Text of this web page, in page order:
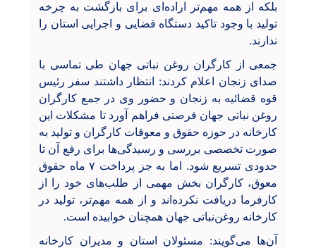
بلکه از همه مهم‌تر اراده‌ای برای بازگشت به چرخه
تولید با وجود تاکید دستگاه قضایی و اجرایی استان را
ندارند.
جمعی از کارگران روغن نباتی جهان طی تماسی با
صدای زنجان اعلام کردند: انتظار داشتند سفر رئیس
قوه قضائیه به زنجان و حضور وی در جمع کارگران
روغن نباتی جهان فرصتی فراهم آورد تا مشکلات این
کارخانه در حوزه حقوق و معوقات کارگران و تولید به
صورت تخصصی بررسی و رسیدگی‌ها برای رفع آن تا
حدودی تسریع شود. اما به جز پرداخت ۷ ماه حقوق
معوق، کارگران بخش مهمی از طلب‌های خود را از
کارفرما دریافت نکرده‌اند و از همه مهم‌تر، تولید در
کارخانه روغن‌نباتی جهان همچنان خوابیده است.
آن‌ها می‌گویند: مسئولان استان و مدیران کارخانه